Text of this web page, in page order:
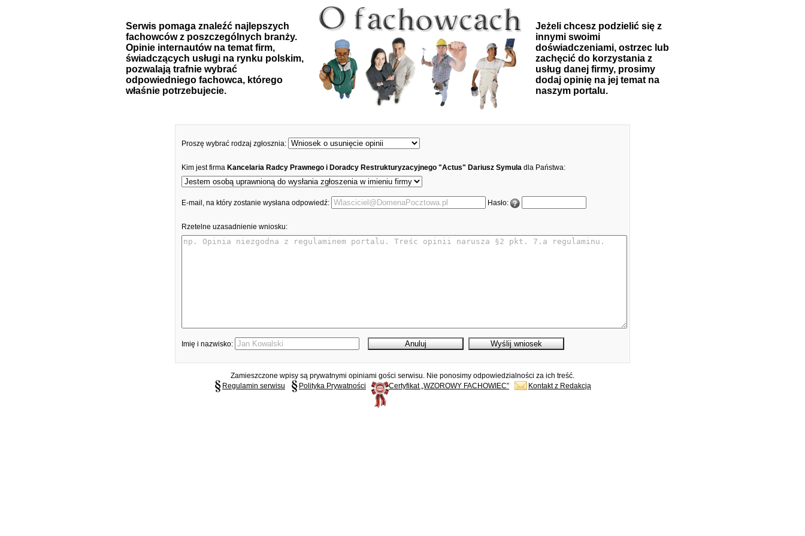
Serwis pomaga znaleźć najlepszych
fachowców z poszczególnych branży.
Opinie internautów na temat firm,
świadczących usługi na rynku polskim,
pozwalają trafnie wybrać
odpowiedniego fachowca, którego
właśnie potrzebujecie.
Jeżeli chcesz podzielić się z
innymi swoimi
doświadczeniami, ostrzec lub
zachęcić do korzystania z
usług danej firmy, prosimy
dodaj opinię na jej temat na
naszym portalu.
Proszę wybrać rodzaj zgłosznia:
Kim jest firma Kancelaria Radcy Prawnego i Doradcy Restrukturyzacyjnego "Actus" Dariusz Symula dla Państwa:
E-mail, na który zostanie wysłana odpowiedź: Hasło:
Rzetelne uzasadnienie wniosku:
Imię i nazwisko:
Zamieszczone wpisy są prywatnymi opiniami gości serwisu. Nie ponosimy odpowiedzialności za ich treść.
Regulamin serwisu
Polityka Prywatności Certyfikat „WZOROWY FACHOWIEC” Kontakt z Redakcją